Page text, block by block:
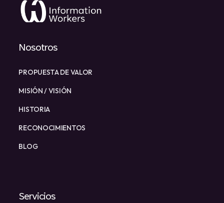
Nosotros
PROPUESTA DE VALOR
MISIÓN / VISIÓN
HISTORIA
RECONOCIMIENTOS
BLOG
Servicios